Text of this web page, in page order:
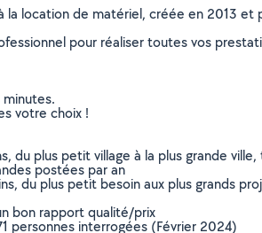
location de matériel, créée en 2013
pour réaliser toutes vos
votre choix !
plus petit village à la plus grande
postées par an
du plus petit besoin aux plus grands
bon rapport qualité/prix
personnes interrogées (Février 2024)